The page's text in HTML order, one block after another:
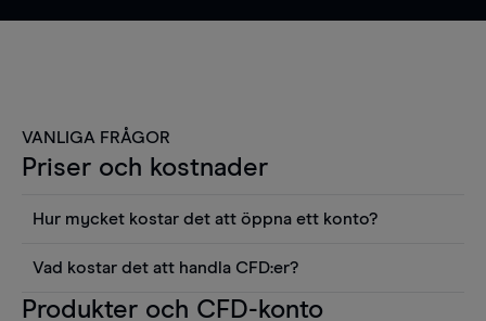
VANLIGA FRÅGOR
Priser och kostnader
Hur mycket kostar det att öppna ett konto?
använda sådana verktyg som diagram, Reuters
Vad kostar det att handla CFD:er?
Det är en rad kostnader att tänka på när man
Produkter och CFD-konto